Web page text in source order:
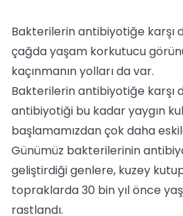
Bakterilerin antibiyotiğe karşı
çağda yaşam korkutucu
kaçınmanın yolları da var.
Bakterilerin antibiyotiğe karşı
antibiyotiği bu kadar yaygın
başlamamızdan çok daha
Günümüz bakterilerinin
geliştirdiği genlere, kuzey
topraklarda 30 bin yıl önce
rastlandı.